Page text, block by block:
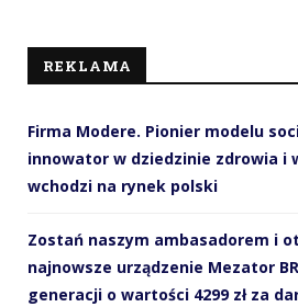
REKLAMA
Firma Modere. Pionier modelu
innowator w dziedzinie zdrowia i
wchodzi na rynek polski
Zostań naszym ambasadorem i
najnowsze urządzenie Mezator
generacji o wartości 4299 zł za